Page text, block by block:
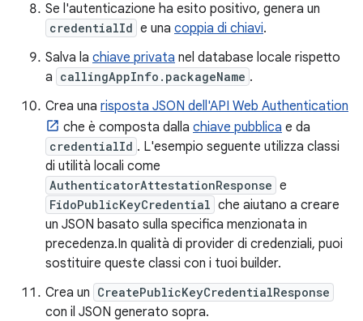
Se l'autenticazione ha esito positivo, genera un
credentialId e una coppia di chiavi.
Salva la chiave privata nel database locale rispetto
a callingAppInfo.packageName .
Crea una risposta JSON dell'API Web Authentication
che è composta dalla chiave pubblica e da
credentialId . L'esempio seguente utilizza classi
di utilità locali come
AuthenticatorAttestationResponse e
FidoPublicKeyCredential che aiutano a creare
un JSON basato sulla specifica menzionata in
precedenza.In qualità di provider di credenziali, puoi
sostituire queste classi con i tuoi builder.
Crea un CreatePublicKeyCredentialResponse
con il JSON generato sopra.